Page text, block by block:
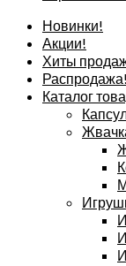
Новинки!
Акции!
Хиты
Распродажа!
Каталог